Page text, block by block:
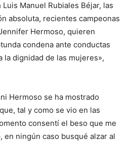
Manuel Rubiales Béjar, las
absoluta, recientes campeonas
Hermoso, quieren
condena ante conductas
la dignidad de las mujeres»,
Hermoso se ha mostrado
tal y como se vio en las
consentí el beso que me
en ningún caso busqué alzar al